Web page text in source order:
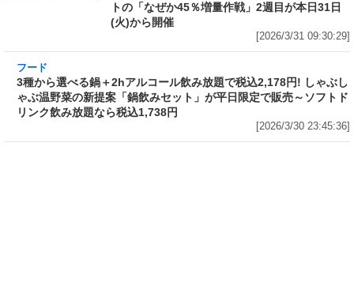
トの「なぜか45％増量作戦」2週目が本日31日
(火)から開催
[2026/3/31 09:30:29]
3種から選べる鍋＋2hアルコール飲み放題で税
込2,178円! しゃぶしゃぶ温野菜の新提案「鍋飲
みセット」が平日限定で販売～ソフトドリンク
[2026/3/30 23:45:36]